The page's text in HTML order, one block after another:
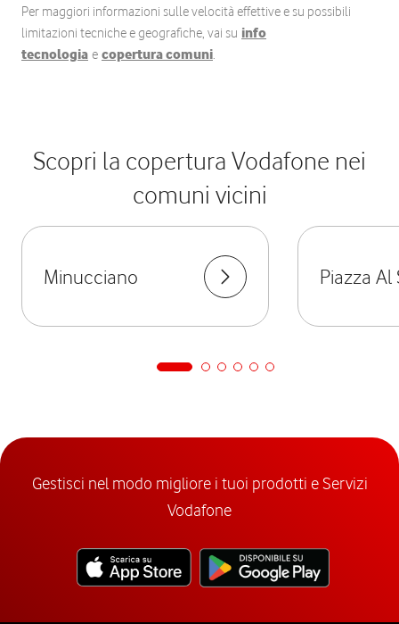
Per maggiori informazioni sulle velocità effettive e su possibili
limitazioni tecniche e geografiche, vai su info
tecnologia e copertura comuni.
Scopri la copertura Vodafone nei
comuni vicini
Minucciano Piazza Al
Gestisci nel modo migliore i tuoi prodotti e Servizi
Vodafone